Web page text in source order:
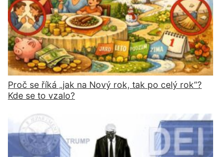
Proč se říká „jak na Nový rok, tak po celý rok“?
Kde se to vzalo?